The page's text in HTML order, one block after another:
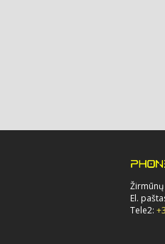
Žirmūnų
El.
Tele2: